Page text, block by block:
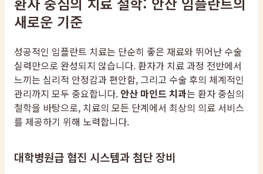
새로운 기준
성공적인 임플란트 치료는 단순히 좋은 재료와 뛰어난 수술
실력만으로 완성되지 않습니다. 환자가 치료 과정 전반에서
느끼는 심리적 안정감과 편안함, 그리고 수술 후의 체계적인
관리까지 모두 중요합니다. 안산 마인드 치과는 환자 중심의
철학을 바탕으로, 치료의 모든 단계에서 최상의 의료 서비스
를 제공하기 위해 노력합니다.
대학병원급 협진 시스템과 첨단 장비